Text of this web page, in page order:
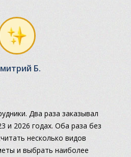
Б.
Два раза заказывал
и 2026 годах. Оба раза без
несколько видов
и выбрать наиболее